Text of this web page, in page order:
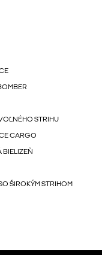
STRIHU
CARGO
BIELIZEŇ
ŠIROKÝM STRIHOM